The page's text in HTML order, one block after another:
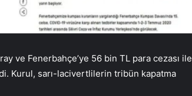
ve Fenerbahçe’ye 56 bin TL para cezası ile
Kurul, sarı-lacivertlilerin tribün kapatma